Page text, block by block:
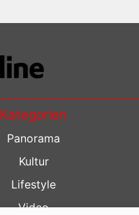
Kategorien
Panorama
Kultur
Lifestyle
Video